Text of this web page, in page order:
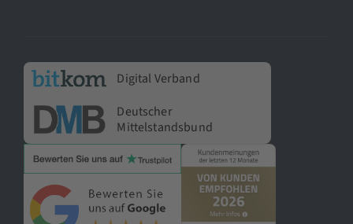
Digital Verband
Deutscher
Mittelstandsbund